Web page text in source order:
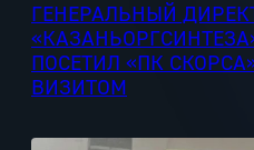
ГЕНЕРАЛЬНЫЙ
ПОСЕТИЛ «ПК
ВИЗИТОМ